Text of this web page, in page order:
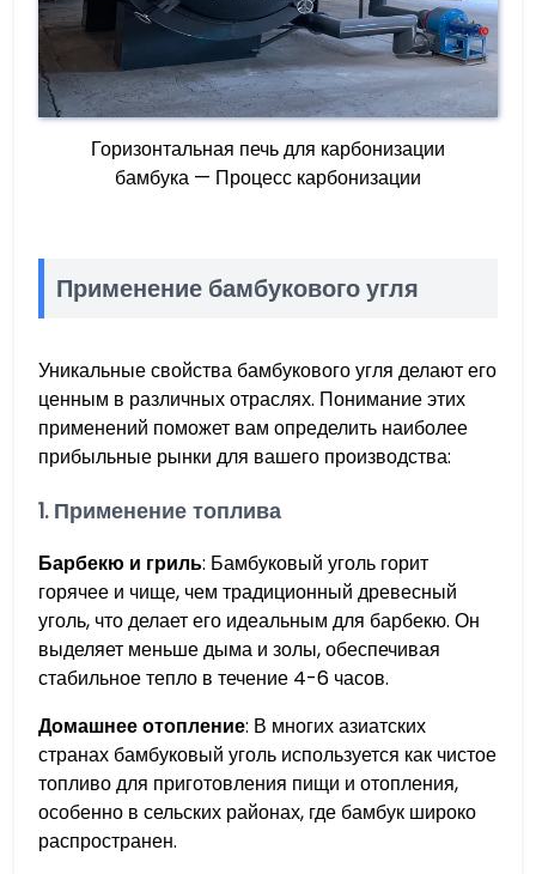
Горизонтальная печь для карбонизации
бамбука — Процесс карбонизации
Применение бамбукового угля
Уникальные свойства бамбукового угля делают его
ценным в различных отраслях. Понимание этих
применений поможет вам определить наиболее
прибыльные рынки для вашего производства:
1. Применение топлива
Барбекю и гриль: Бамбуковый уголь горит
горячее и чище, чем традиционный древесный
уголь, что делает его идеальным для барбекю. Он
выделяет меньше дыма и золы, обеспечивая
стабильное тепло в течение 4-6 часов.
Домашнее отопление: В многих азиатских
странах бамбуковый уголь используется как чистое
топливо для приготовления пищи и отопления,
особенно в сельских районах, где бамбук широко
распространен.